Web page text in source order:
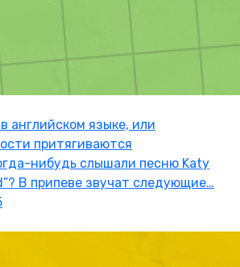
английском языке, или
притягиваются
нибудь слышали песню Katy
В припеве звучат следующие…